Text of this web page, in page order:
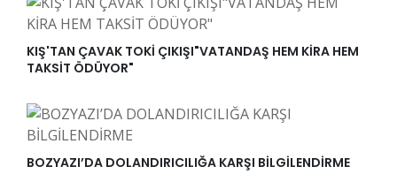
KIŞ'TAN ÇAVAK TOKİ ÇIKIŞI"VATANDAŞ HEM KİRA HEM
TAKSİT ÖDÜYOR"
BOZYAZI’DA DOLANDIRICILIĞA KARŞI BİLGİLENDİRME